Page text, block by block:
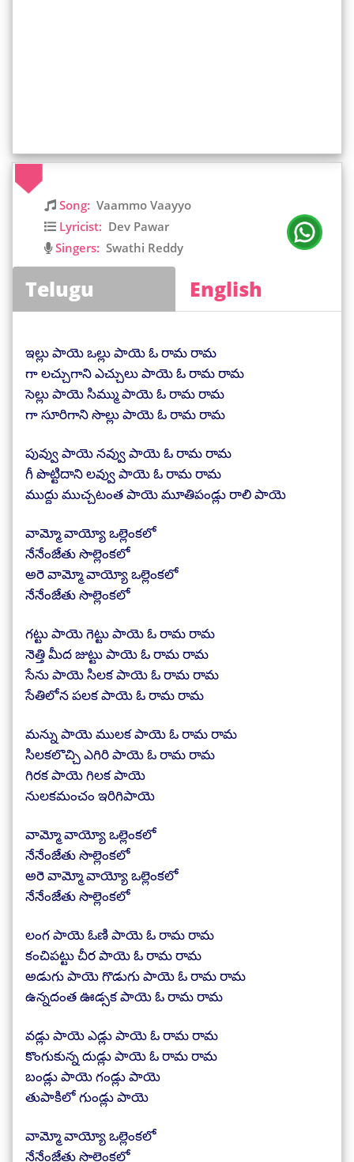
Song: Vaammo Vaayyo
Lyricist: Dev Pawar
Singers: Swathi Reddy
Telugu English
ఇల్లు పాయె ఒల్లు పాయె ఓ రామ రామ
గా లచ్చుగాని ఎచ్చులు పాయె ఓ రామ రామ
సెల్లు పాయె సిమ్ము పాయె ఓ రామ రామ
గా సూరిగాని సొల్లు పాయె ఓ రామ రామ
పువ్వు పాయె నవ్వు పాయె ఓ రామ రామ
గీ పొట్టిదాని లవ్వు పాయె ఓ రామ రామ
ముద్దు ముచ్చటంత పాయె మూతిపండ్లు రాలి పాయె
వామ్మో వాయ్యో ఒల్లెంకలో
నేనేంజేతు సొల్లెంకలో
అరె వామ్మో వాయ్యో ఒల్లెంకలో
నేనేంజేతు సొల్లెంకలో
గట్టు పాయె గెట్టు పాయె ఓ రామ రామ
నెత్తి మీద జుట్టు పాయె ఓ రామ రామ
సేను పాయె సిలక పాయె ఓ రామ రామ
సేతిలోన పలక పాయె ఓ రామ రామ
మన్ను పాయె ములక పాయె ఓ రామ రామ
సిలకలొచ్చి ఎగిరి పాయె ఓ రామ రామ
గిరక పాయె గిలక పాయె
నులకమంచం ఇరిగిపాయె
వామ్మో వాయ్యో ఒల్లెంకలో
నేనేంజేతు సొల్లెంకలో
అరె వామ్మో వాయ్యో ఒల్లెంకలో
నేనేంజేతు సొల్లెంకలో
లంగ పాయె ఓణి పాయె ఓ రామ రామ
కంచిపట్టు చీర పాయె ఓ రామ రామ
అడుగు పాయె గొడుగు పాయె ఓ రామ రామ
ఉన్నదంత ఊడ్సక పాయె ఓ రామ రామ
వడ్లు పాయె ఎడ్లు పాయె ఓ రామ రామ
కొంగుకున్న దుడ్లు పాయె ఓ రామ రామ
బండ్లు పాయె గండ్లు పాయె
తుపాకిలో గుండ్లు పాయె
వామ్మో వాయ్యో ఒల్లెంకలో
నేనేంజేతు సొల్లెంకలో